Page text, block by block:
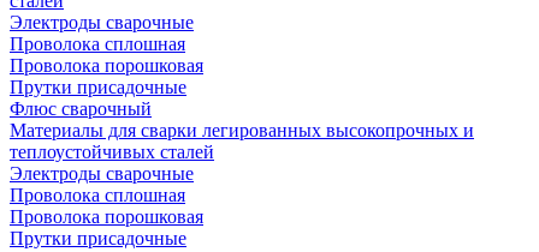
Электроды сварочные
Проволока сплошная
Проволока порошковая
Прутки присадочные
Флюс сварочный
Материалы для сварки легированных высокопрочных и
теплоустойчивых сталей
Электроды сварочные
Проволока сплошная
Проволока порошковая
Прутки присадочные